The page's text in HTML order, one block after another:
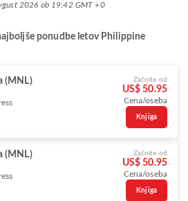
2026 ob 19:42 GMT +0
ponudbe letov Philippine
(MNL) Začnite od
US$ 50.95
Cena/oseba
Knjiga
(MNL) Začnite od
US$ 50.95
Cena/oseba
Knjiga